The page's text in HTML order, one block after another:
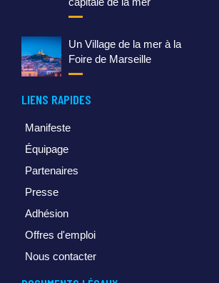
Un Village de la mer à la
Foire de Marseille
LIENS RAPIDES
Manifeste
Équipage
Partenaires
Presse
Adhésion
Offres d'emploi
Nous contacter